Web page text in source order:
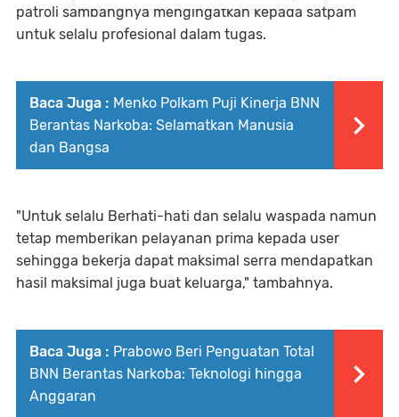
patroli sambangnya mengingatkan kepada satpam
untuk selalu profesional dalam tugas.
Baca Juga : Menko Polkam Puji Kinerja BNN
Berantas Narkoba: Selamatkan Manusia
dan Bangsa
"Untuk selalu Berhati-hati dan selalu waspada namun
tetap memberikan pelayanan prima kepada user
sehingga bekerja dapat maksimal serra mendapatkan
hasil maksimal juga buat keluarga," tambahnya.
Baca Juga : Prabowo Beri Penguatan Total
BNN Berantas Narkoba: Teknologi hingga
Anggaran